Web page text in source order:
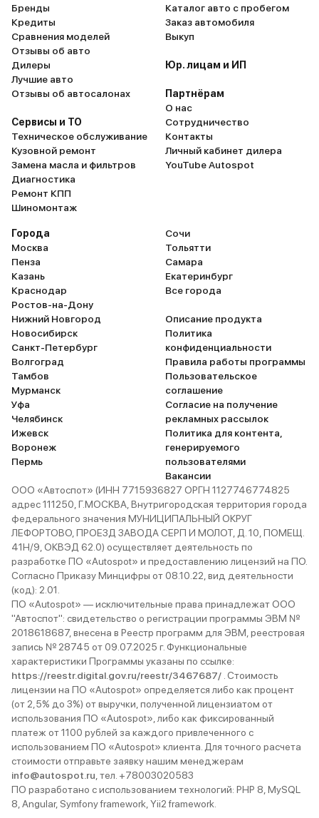
Бренды
Кредиты
Сравнения моделей
Отзывы об авто
Дилеры
Лучшие авто
Отзывы об автосалонах
Сервисы и ТО
Техническое обслуживание
Кузовной ремонт
Замена масла и фильтров
Диагностика
Ремонт КПП
Шиномонтаж
Каталог авто с пробегом
Заказ автомобиля
Выкуп
Юр. лицам и ИП
Партнёрам
О нас
Сотрудничество
Контакты
Личный кабинет дилера
YouTube Autospot
Города
Москва
Пенза
Казань
Краснодар
Ростов-на-Дону
Нижний Новгород
Новосибирск
Санкт-Петербург
Волгоград
Тамбов
Мурманск
Уфа
Челябинск
Ижевск
Воронеж
Пермь
Сочи
Тольятти
Самара
Екатеринбург
Все города
Описание продукта
Политика
конфиденциальности
Правила работы программы
Пользовательское
соглашение
Согласие на получение
рекламных рассылок
Политика для контента,
генерируемого
пользователями
Вакансии
ООО «Автоспот» (ИНН 7715936827 ОРГН 1127746774825
адрес 111250, Г.МОСКВА, Внутригородская территория города
федерального значения МУНИЦИПАЛЬНЫЙ ОКРУГ
ЛЕФОРТОВО, ПРОЕЗД ЗАВОДА СЕРП И МОЛОТ, Д. 10, ПОМЕЩ.
41Н/9, ОКВЭД 62.0) осуществляет деятельность по
разработке ПО «Autospot» и предоставлению лицензий на ПО.
Согласно Приказу Минцифры от 08.10.22, вид деятельности
(код): 2.01.
ПО «Autospot» — исключительные права принадлежат ООО
"Автоспот": свидетельство о регистрации программы ЭВМ №
2018618687, внесена в Реестр программ для ЭВМ, реестровая
запись № 28745 от 09.07.2025 г. Функциональные
характеристики Программы указаны по ссылке:
https://reestr.digital.gov.ru/reestr/3467687/ . Стоимость
лицензии на ПО «Autospot» определяется либо как процент
(от 2,5% до 3%) от выручки, полученной лицензиатом от
использования ПО «Autospot», либо как фиксированный
платеж от 1100 рублей за каждого привлеченного с
использованием ПО «Autospot» клиента. Для точного расчета
стоимости отправьте заявку нашим менеджерам
info@autospot.ru , тел. +78003020583
ПО разработано с использованием технологий: PHP 8, MySQL
8, Angular, Symfony framework, Yii2 framework.